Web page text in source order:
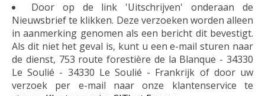
Door op de link 'Uitschrijven' onderaan de
Nieuwsbrief te klikken. Deze verzoeken worden alleen
in aanmerking genomen als een bericht dit bevestigt.
Als dit niet het geval is, kunt u een e-mail sturen naar
de dienst, 753 route forestière de la Blanque - 34330
Le Soulié - 34330 Le Soulié - Frankrijk of door uw
verzoek per e-mail naar onze klantenservice te